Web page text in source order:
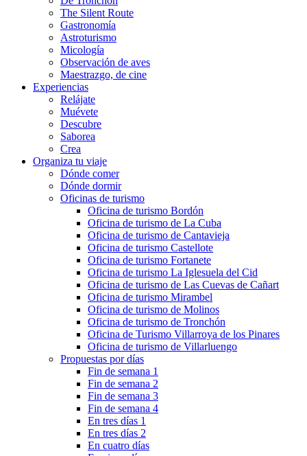
The Silent Route
Gastronomía
Astroturismo
Micología
Observación de aves
Maestrazgo, de cine
Experiencias
Relájate
Muévete
Descubre
Saborea
Crea
Organiza tu viaje
Dónde comer
Dónde dormir
Oficinas de turismo
Oficina de turismo Bordón
Oficina de turismo de La Cuba
Oficina de turismo de Cantavieja
Oficina de turismo Castellote
Oficina de turismo Fortanete
Oficina de turismo La Iglesuela del Cid
Oficina de turismo de Las Cuevas de Cañart
Oficina de turismo Mirambel
Oficina de turismo de Molinos
Oficina de turismo de Tronchón
Oficina de Turismo Villarroya de los Pinares
Oficina de turismo de Villarluengo
Propuestas por días
Fin de semana 1
Fin de semana 2
Fin de semana 3
Fin de semana 4
En tres días 1
En tres días 2
En cuatro días